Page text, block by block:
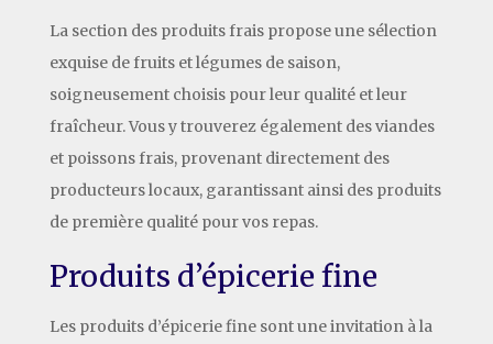
La section des produits frais propose une sélection
exquise de fruits et légumes de saison,
soigneusement choisis pour leur qualité et leur
fraîcheur. Vous y trouverez également des viandes
et poissons frais, provenant directement des
producteurs locaux, garantissant ainsi des produits
de première qualité pour vos repas.
Produits d’épicerie fine
Les produits d’épicerie fine sont une invitation à la